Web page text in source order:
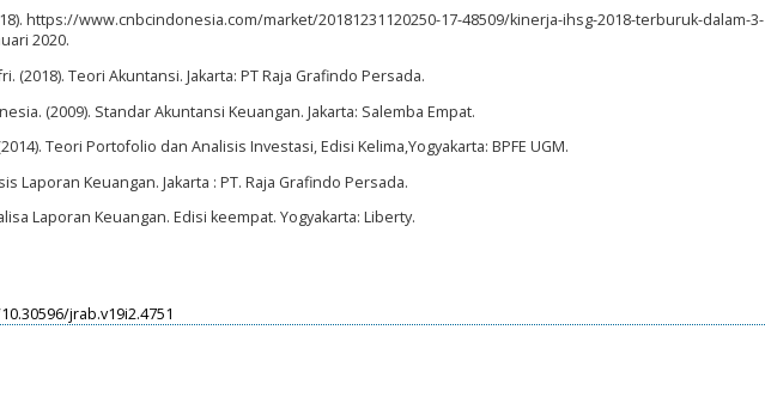
https://www.cnbcindonesia.com/market/20181231120250-17-48509/kinerja-ihsg-2018-terburuk-dalam-3-
2020.
(2018). Teori Akuntansi. Jakarta: PT Raja Grafindo Persada.
(2009). Standar Akuntansi Keuangan. Jakarta: Salemba Empat.
Teori Portofolio dan Analisis Investasi, Edisi Kelima,Yogyakarta: BPFE UGM.
Laporan Keuangan. Jakarta : PT. Raja Grafindo Persada.
Laporan Keuangan. Edisi keempat. Yogyakarta: Liberty.
jrab.v19i2.4751